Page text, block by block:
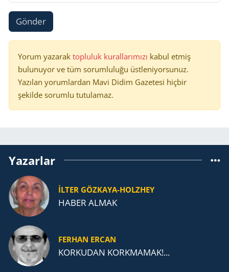
Gönder
Yorum yazarak topluluk kurallarımızı kabul etmiş
bulunuyor ve tüm sorumluluğu üstleniyorsunuz.
Yazılan yorumlardan Mavi Didim Gazetesi hiçbir
şekilde sorumlu tutulamaz.
Yazarlar
İLTER GÖZKAYA-HOLZHEY
HABER ALMAK
FERHAN ERCAN
KORKUDAN KORKMAMAK!...